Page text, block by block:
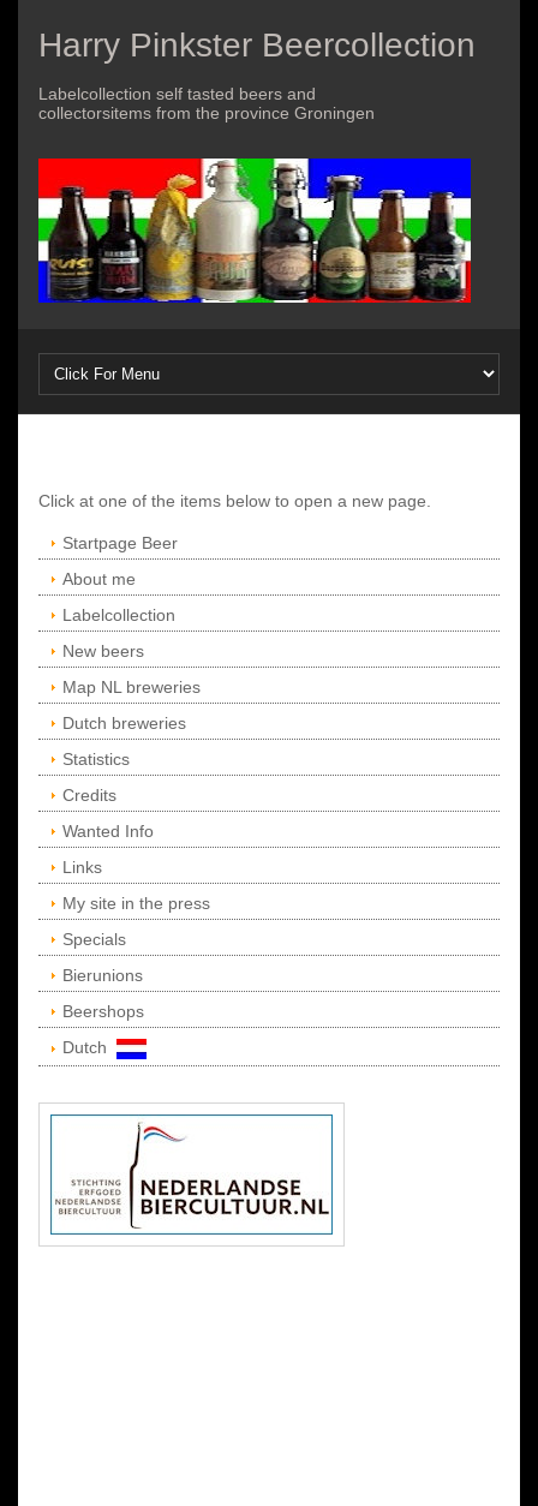
Harry Pinkster Beercollection
Labelcollection self tasted beers and
collectorsitems from the province Groningen
Click at one of the items below to open a new page.
Startpage Beer
About me
Labelcollection
New beers
Map NL breweries
Dutch breweries
Statistics
Credits
Wanted Info
Links
My site in the press
Specials
Bierunions
Beershops
Dutch